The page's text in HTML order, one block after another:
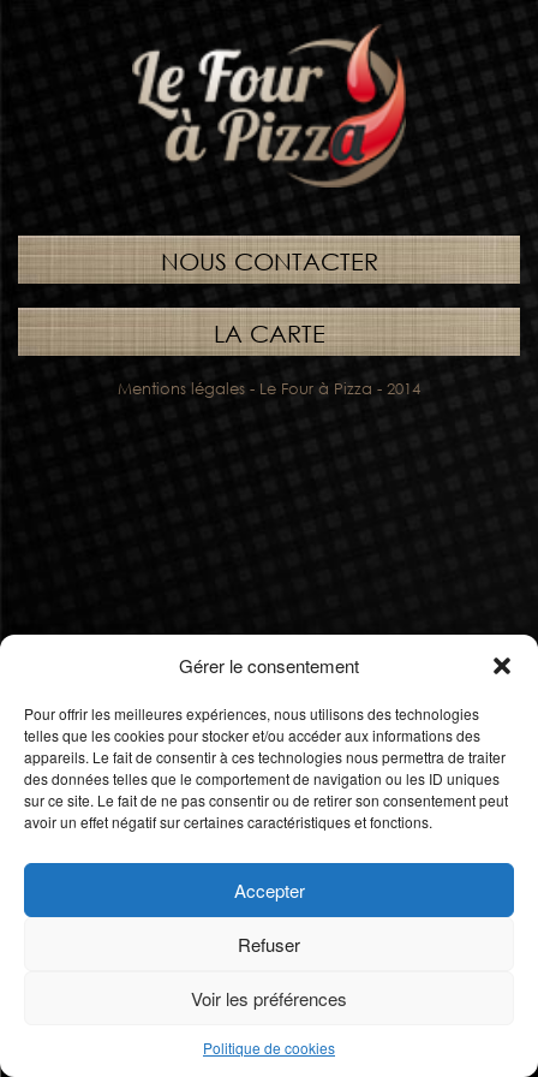
Gérer le consentement
Pour offrir les meilleures expériences, nous utilisons des technologies
telles que les cookies pour stocker et/ou accéder aux informations des
appareils. Le fait de consentir à ces technologies nous permettra de traiter
des données telles que le comportement de navigation ou les ID uniques
sur ce site. Le fait de ne pas consentir ou de retirer son consentement peut
avoir un effet négatif sur certaines caractéristiques et fonctions.
Accepter
Refuser
Voir les préférences
Politique de cookies
NOUS CONTACTER
LA CARTE
Mentions légales - Le Four à Pizza - 2014